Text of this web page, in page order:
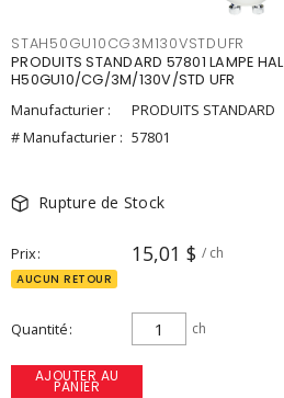
STAH50GU10CG3M130VSTDUFR
PRODUITS STANDARD 57801 LAMPE HAL
H50GU10/CG/3M/130V/STD UFR
Manufacturier :
PRODUITS STANDARD
# Manufacturier : 57801
Rupture de Stock
Prix 15,01 $ / ch
AUCUN RETOUR
Quantité ch
AJOUTER AU
PANIER